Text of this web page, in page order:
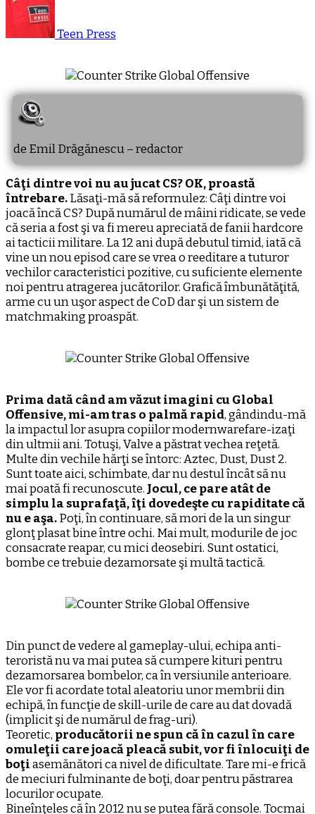
Teen Press
de Emil Drăgănescu – redactor
Câţi dintre voi nu au jucat CS? OK, proastă
întrebare.Lăsaţi-mă să reformulez: Câţi dintre voi
joacă încă CS? După numărul de mâini ridicate, se vede
că seria a fost şi va fi mereu apreciată de fanii hardcore
ai tacticii militare. La 12 ani după debutul timid, iată că
vine un nou episod care se vrea o reeditare a tuturor
vechilor caracteristici pozitive, cu suficiente elemente
noi pentru atragerea jucătorilor. Grafică îmbunătăţită,
arme cu un uşor aspect de CoD dar şi un sistem de
matchmaking proaspăt.
Prima dată când am văzut imagini cu Global
Offensive, mi-am tras o palmă rapid, gândindu-mă
la impactul lor asupra copiilor modernwarefare-izaţi
din ultmii ani. Totuşi, Valve a păstrat vechea reţetă.
Multe din vechile hărţi se întorc: Aztec, Dust, Dust 2.
Sunt toate aici, schimbate, dar nu destul încât să nu
mai poată fi recunoscute.Jocul, ce pare atât de
simplu la suprafaţă, îţi dovedeşte cu rapiditate că
nu e aşa.Poţi, în continuare, să mori de la un singur
glonţ plasat bine între ochi. Mai mult, modurile de joc
consacrate reapar, cu mici deosebiri. Sunt ostatici,
bombe ce trebuie dezamorsate şi multă tactică.
Din punct de vedere al gameplay-ului, echipa anti-
teroristă nu va mai putea să cumpere kituri pentru
dezamorsarea bombelor, ca în versiunile anterioare.
Ele vor fi acordate total aleatoriu unor membrii din
echipă, în funcţie de skill-urile de care au dat dovadă
(implicit şi de numărul de frag-uri).
Teoretic, producătorii ne spun că în cazul în care
omuleţii care joacă pleacă subit, vor fi înlocuiţi de
boţiasemănători ca nivel de dificultate. Tare mi-e frică
de meciuri fulminante de boţi, doar pentru păstrarea
locurilor ocupate.
Bineînţeles că în 2012 nu se putea fără console. Tocmai